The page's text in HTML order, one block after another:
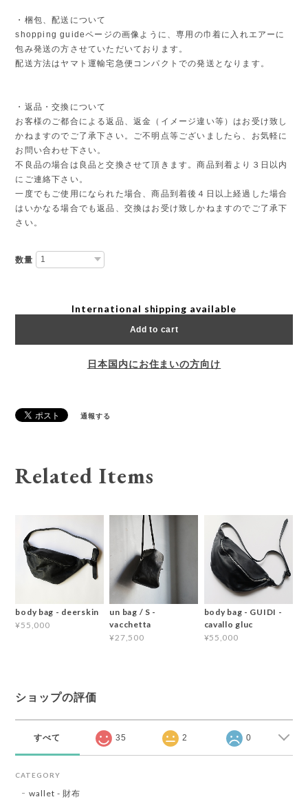
・梱包、配送について
shopping guideページの画像ように、専用の巾着に入れエアーに
包み発送の方させていただいております。
配送方法はヤマト運輸宅急便コンパクトでの発送となります。
・返品・交換について
お客様のご都合による返品、返金（イメージ違い等）はお受け致し
かねますのでご了承下さい。ご不明点等ございましたら、お気軽に
お問い合わせ下さい。
不良品の場合は良品と交換させて頂きます。商品到着より３日以内
にご連絡下さい。
一度でもご使用になられた場合、商品到着後４日以上経過した場合
はいかなる場合でも返品、交換はお受け致しかねますのでご了承下
さい。
数量
International shipping available
Add to cart
日本国内にお住まいの方向け
通報する
Related Items
body bag - deerskin
¥55,000
un bag / S -
vacchetta
¥27,500
body bag - GUIDI -
cavallo gluc
¥55,000
ショップの評価
すべて 35 2 0
CATEGORY
wallet - 財布